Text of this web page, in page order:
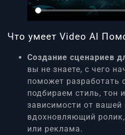
Что умеет Video AI
Создание сценариев
вы не знаете, с чего
поможет разработать
подбираем стиль, тон
зависимости от вашей
вдохновляющий
или реклама.